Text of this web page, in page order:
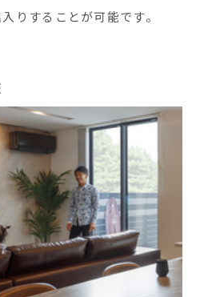
りすることが可能です。